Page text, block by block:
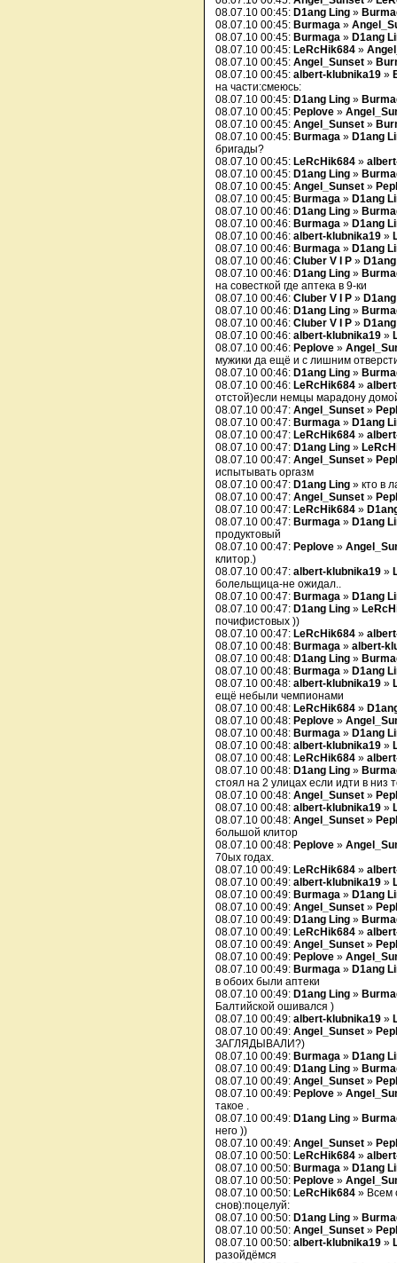
08.07.10 00:45: D1ang Ling »
08.07.10 00:45: Burmaga »
08.07.10 00:45: Burmaga » D1ang
08.07.10 00:45: LeRcHik684 »
08.07.10 00:45: Angel_Sunset »
08.07.10 00:45: albert-klubnika19 »
на части:смеюсь:
08.07.10 00:45: D1ang Ling »
08.07.10 00:45: Peplove »
08.07.10 00:45: Angel_Sunset »
08.07.10 00:45: Burmaga » D1ang
бригады?
08.07.10 00:45: LeRcHik684 »
08.07.10 00:45: D1ang Ling »
08.07.10 00:45: Angel_Sunset »
08.07.10 00:45: Burmaga » D1ang
08.07.10 00:46: D1ang Ling »
08.07.10 00:46: Burmaga » D1ang
08.07.10 00:46: albert-klubnika19 »
08.07.10 00:46: Burmaga » D1ang
08.07.10 00:46: Cluber V I P »
08.07.10 00:46: D1ang Ling »
на совесткой где аптека в 9-ки
08.07.10 00:46: Cluber V I P »
08.07.10 00:46: D1ang Ling »
08.07.10 00:46: Cluber V I P »
08.07.10 00:46: albert-klubnika19 »
08.07.10 00:46: Peplove »
мужики да ещё и с лишним
08.07.10 00:46: D1ang Ling »
08.07.10 00:46: LeRcHik684 »
отстой)если немцы марадону
08.07.10 00:47: Angel_Sunset »
08.07.10 00:47: Burmaga » D1ang
08.07.10 00:47: LeRcHik684 »
08.07.10 00:47: D1ang Ling »
08.07.10 00:47: Angel_Sunset »
испытывать оргазм
08.07.10 00:47: D1ang Ling » кто в
08.07.10 00:47: Angel_Sunset »
08.07.10 00:47: LeRcHik684 »
08.07.10 00:47: Burmaga » D1ang
продуктовый
08.07.10 00:47: Peplove »
клитор.)
08.07.10 00:47: albert-klubnika19 »
болельщица-не ожидал..
08.07.10 00:47: Burmaga » D1ang
08.07.10 00:47: D1ang Ling »
почифистовых ))
08.07.10 00:47: LeRcHik684 »
08.07.10 00:48: Burmaga » albert-
08.07.10 00:48: D1ang Ling »
08.07.10 00:48: Burmaga » D1ang
08.07.10 00:48: albert-klubnika19 »
ещё небыли чемпионами
08.07.10 00:48: LeRcHik684 »
08.07.10 00:48: Peplove »
08.07.10 00:48: Burmaga » D1ang
08.07.10 00:48: albert-klubnika19 »
08.07.10 00:48: LeRcHik684 »
08.07.10 00:48: D1ang Ling »
стоял на 2 улицах если идти в
08.07.10 00:48: Angel_Sunset »
08.07.10 00:48: albert-klubnika19 »
08.07.10 00:48: Angel_Sunset »
большой клитор
08.07.10 00:48: Peplove »
70ых годах.
08.07.10 00:49: LeRcHik684 »
08.07.10 00:49: albert-klubnika19 »
08.07.10 00:49: Burmaga » D1ang
08.07.10 00:49: Angel_Sunset »
08.07.10 00:49: D1ang Ling »
08.07.10 00:49: LeRcHik684 »
08.07.10 00:49: Angel_Sunset »
08.07.10 00:49: Peplove »
08.07.10 00:49: Burmaga » D1ang
в обоих были аптеки
08.07.10 00:49: D1ang Ling »
Балтийской ошивался )
08.07.10 00:49: albert-klubnika19 »
08.07.10 00:49: Angel_Sunset »
ЗАГЛЯДЫВАЛИ?)
08.07.10 00:49: Burmaga » D1ang
08.07.10 00:49: D1ang Ling »
08.07.10 00:49: Angel_Sunset »
08.07.10 00:49: Peplove »
такое .
08.07.10 00:49: D1ang Ling »
него ))
08.07.10 00:49: Angel_Sunset »
08.07.10 00:50: LeRcHik684 »
08.07.10 00:50: Burmaga » D1ang
08.07.10 00:50: Peplove »
08.07.10 00:50: LeRcHik684 » Всем
снов):поцелуй:
08.07.10 00:50: D1ang Ling »
08.07.10 00:50: Angel_Sunset »
08.07.10 00:50: albert-klubnika19 »
разойдёмся